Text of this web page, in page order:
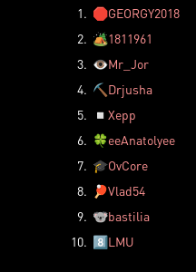
1. 🛑GEORGY2018
2. 🏕️1811961
3. 👁️Mr_Jor
4. ⛏️ Drjusha
5.
◽ Xepp
6. 🍀eeAnatolyee
7. 🎓OvCore
8.
🏓Vlad54
9. 🐨bastilia
10. 8️⃣LMU